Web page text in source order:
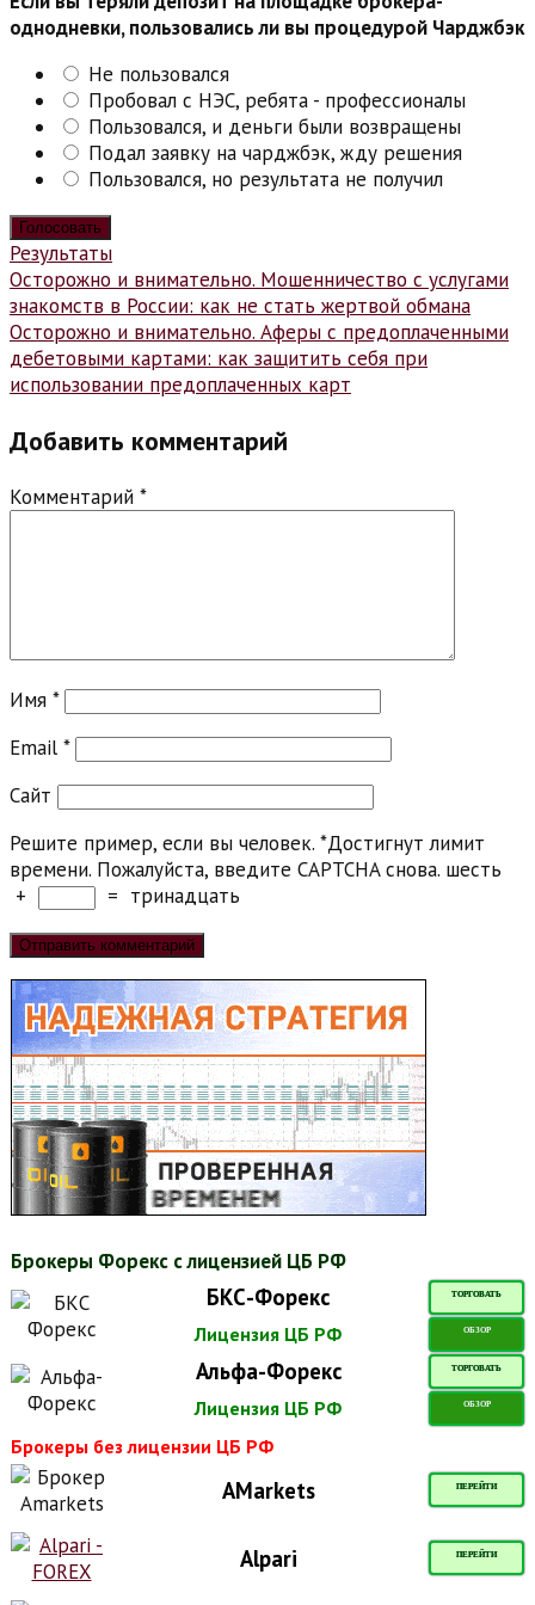
однодневки, пользовались ли вы процедурой Чарджбэк
Не пользовался
Пробовал с НЭС, ребята - профессионалы
Пользовался, и деньги были возвращены
Подал заявку на чарджбэк, жду решения
Пользовался, но результата не получил
Результаты
Навигация
по
записям
Осторожно и внимательно. Мошенничество с услугами
знакомств в России: как не стать жертвой обмана
Осторожно и внимательно. Аферы с предоплаченными
дебетовыми картами: как защитить себя при
использовании предоплаченных карт
Добавить комментарий
Комментарий *
Имя *
Email *
Сайт
Решите пример, если вы человек. *Достигнут лимит
времени. Пожалуйста, введите CAPTCHA снова. шесть
+
= тринадцать
Брокеры Форекс с лицензией ЦБ РФ
БКС-Форекс ТОРГОВАТЬ
Лицензия ЦБ РФ ОБЗОР
Альфа-Форекс ТОРГОВАТЬ
Лицензия ЦБ РФ ОБЗОР
Брокеры без лицензии ЦБ РФ
AMarkets ПЕРЕЙТИ
Alpari ПЕРЕЙТИ